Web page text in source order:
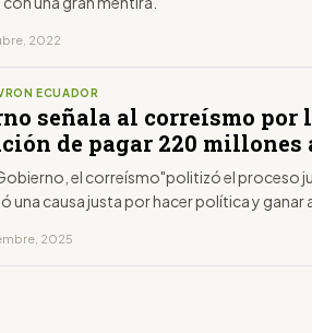
2022
ECUADOR
señala al correísmo por
de pagar 220 millones
el correísmo"politizó el proceso
una causa justa por hacer política y ganar
2025